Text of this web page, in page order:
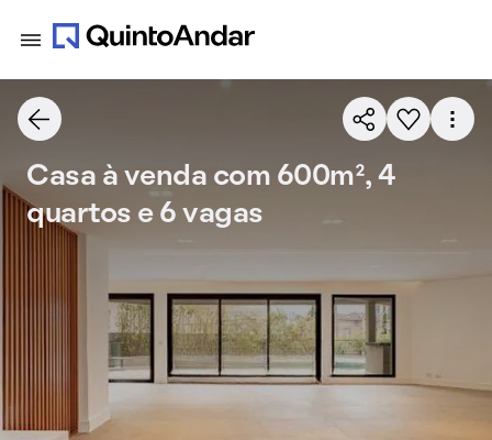
Casa à venda com 600m², 4
quartos e 6 vagas